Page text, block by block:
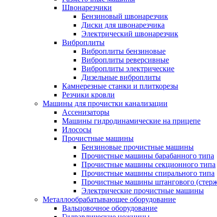
Швонарезчики
Бензиновый швонарезчик
Диски для швонарезчика
Электрический швонарезчик
Виброплиты
Виброплиты бензиновые
Виброплиты реверсивные
Виброплиты электрические
Дизельные виброплиты
Камнерезные станки и плиткорезы
Резчики кровли
Машины для прочистки канализации
Ассенизаторы
Машины гидродинамические на прицепе
Илососы
Прочистные машины
Бензиновые прочистные машины
Прочистные машины барабанного типа
Прочистные машины секционного типа
Прочистные машины спирального типа
Прочистные машины штангового
Электрические прочистные машины
Металлообрабатывающее оборудование
Вальцовочное оборудование